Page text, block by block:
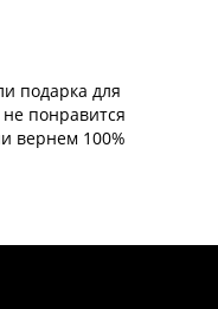
подарка для
понравится
вернем 100%